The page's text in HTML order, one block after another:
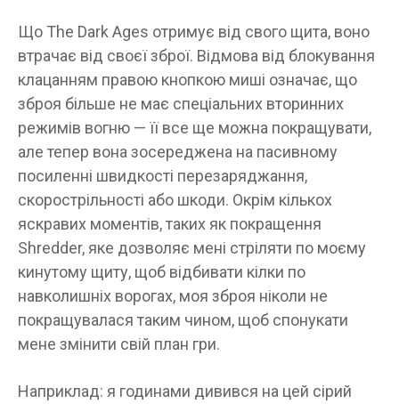
Що The Dark Ages отримує від свого щита, воно
втрачає від своєї зброї. Відмова від блокування
клацанням правою кнопкою миші означає, що
зброя більше не має спеціальних вторинних
режимів вогню — її все ще можна покращувати,
але тепер вона зосереджена на пасивному
посиленні швидкості перезаряджання,
скорострільності або шкоди. Окрім кількох
яскравих моментів, таких як покращення
Shredder, яке дозволяє мені стріляти по моєму
кинутому щиту, щоб відбивати кілки по
навколишніх ворогах, моя зброя ніколи не
покращувалася таким чином, щоб спонукати
мене змінити свій план гри.
Наприклад: я годинами дивився на цей сірий